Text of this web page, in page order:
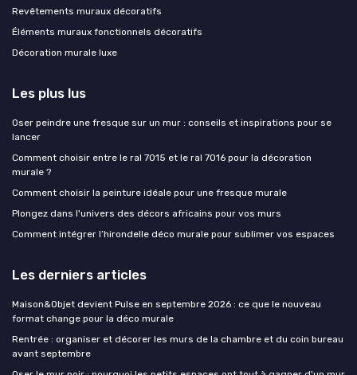
Revêtements muraux décoratifs
Éléments muraux fonctionnels décoratifs
Décoration murale luxe
Les plus lus
Oser peindre une fresque sur un mur : conseils et inspirations pour se
lancer
Comment choisir entre le ral 7015 et le ral 7016 pour la décoration
murale ?
Comment choisir la peinture idéale pour une fresque murale
Plongez dans l'univers des décors africains pour vos murs
Comment intégrer l’hirondelle déco murale pour sublimer vos espaces
Les derniers articles
Maison&Objet devient Pulse en septembre 2026 : ce que le nouveau
format change pour la déco murale
Rentrée : organiser et décorer les murs de la chambre et du coin bureau
avant septembre